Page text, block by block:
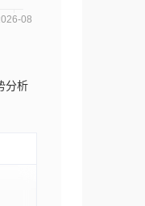
分析